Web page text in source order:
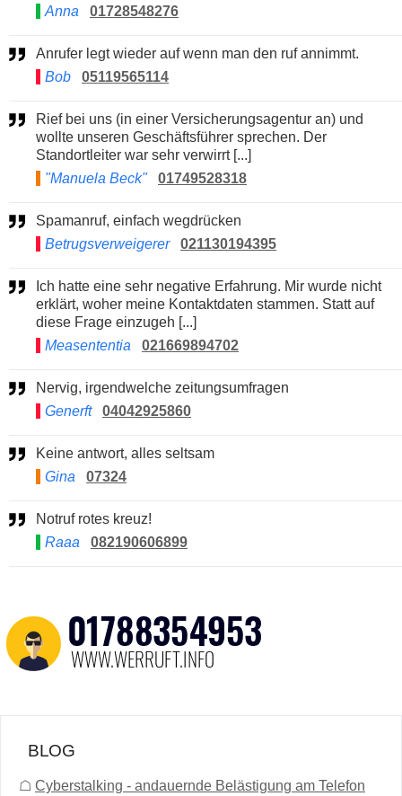
Anna
01728548276
Anrufer legt wieder auf wenn man den ruf annimmt.
Bob
05119565114
Rief bei uns (in einer Versicherungsagentur an) und
wollte unseren Geschäftsführer sprechen. Der
Standortleiter war sehr verwirrt [...]
"Manuela Beck"
01749528318
Spamanruf, einfach wegdrücken
Betrugsverweigerer
021130194395
erklärt, woher meine Kontaktdaten stammen. Statt auf
diese Frage einzugeh [...]
Measententia
021669894702
Nervig, irgendwelche zeitungsumfragen
Generft
04042925860
Keine antwort, alles seltsam
Gina
07324
Notruf rotes kreuz!
Raaa
082190606899
BLOG
☖ Cyberstalking - andauernde Belästigung am Telefon